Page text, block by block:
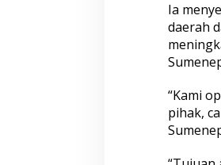
Ia
daerah
“Kami
pihak,